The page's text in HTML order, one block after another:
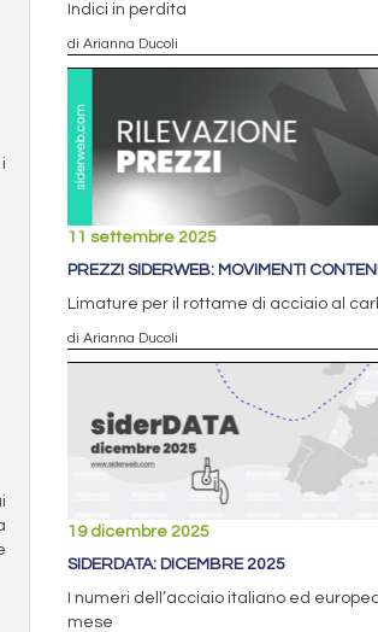
Indici in perdita
di Arianna Ducoli
11 settembre 2025
PREZZI SIDERWEB: MOVIMENTI
Limature per il rottame di acciaio al
di Arianna Ducoli
19 dicembre 2025
SIDERDATA: DICEMBRE 2025
I numeri dell’acciaio italiano ed
mese